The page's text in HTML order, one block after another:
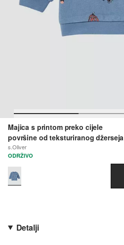
Majica s printom preko cijele
površine od teksturiranog džerseja
s.Oliver
ODRŽIVO
Detalji